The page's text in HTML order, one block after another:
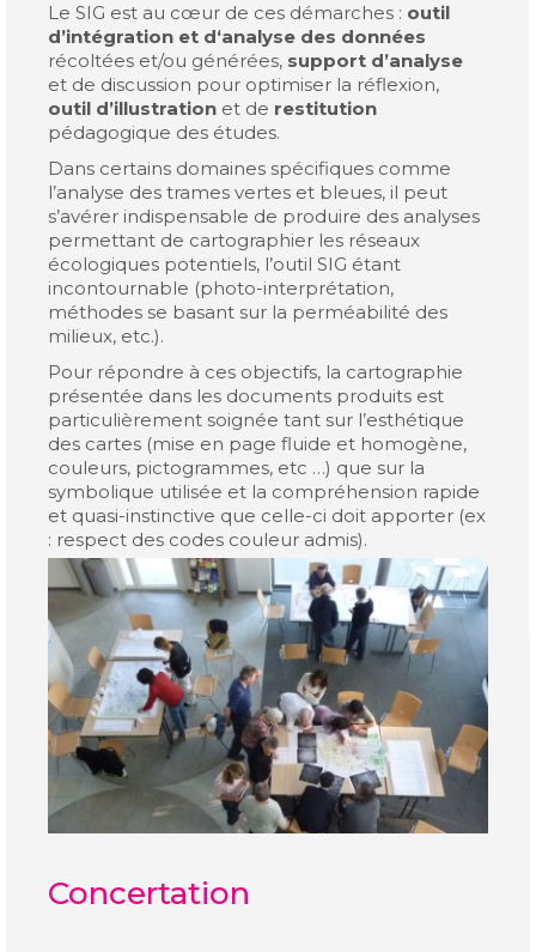
Le SIG est au cœur de ces démarches : outil
d’intégration et d‘analyse des données
récoltées et/ou générées, support d’analyse
et de discussion pour optimiser la réflexion,
outil d’illustration et de restitution
pédagogique des études.
Dans certains domaines spécifiques comme
l’analyse des trames vertes et bleues, il peut
s’avérer indispensable de produire des analyses
permettant de cartographier les réseaux
écologiques potentiels, l’outil SIG étant
incontournable (photo-interprétation,
méthodes se basant sur la perméabilité des
milieux, etc.).
Pour répondre à ces objectifs, la cartographie
présentée dans les documents produits est
particulièrement soignée tant sur l’esthétique
des cartes (mise en page fluide et homogène,
couleurs, pictogrammes, etc …) que sur la
symbolique utilisée et la compréhension rapide
et quasi-instinctive que celle-ci doit apporter (ex
: respect des codes couleur admis).
Concertation